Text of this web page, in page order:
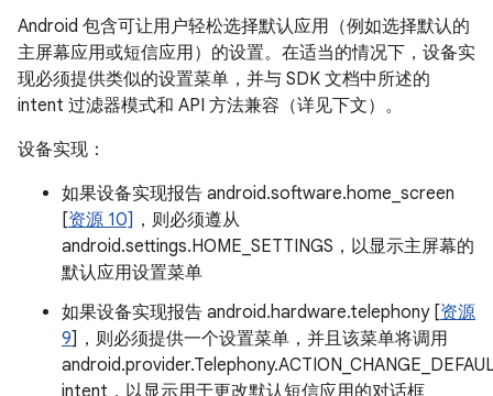
Android 包含可让用户轻松选择默认应用（例如选择默认的
主屏幕应用或短信应用）的设置。在适当的情况下，设备实
现必须提供类似的设置菜单，并与 SDK 文档中所述的
intent 过滤器模式和 API 方法兼容（详见下文）。
设备实现：
如果设备实现报告 android.software.home_screen
[资源 10] ，则必须遵从
android.settings.HOME_SETTINGS，以显示主屏幕的
默认应用设置菜单
如果设备实现报告 android.hardware.telephony [资源
9]，则必须提供一个设置菜单，并且该菜单将调用
intent，以显示用于更改默认短信应用的对话框